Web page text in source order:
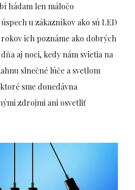
hádam len máločo
u zákazníkov ako sú LED
ich poznáme ako dobrých
aj noci, kedy nám svietia na
slnečné lúče a svetlom
sme donedávna
zdrojmi ani osvetliť